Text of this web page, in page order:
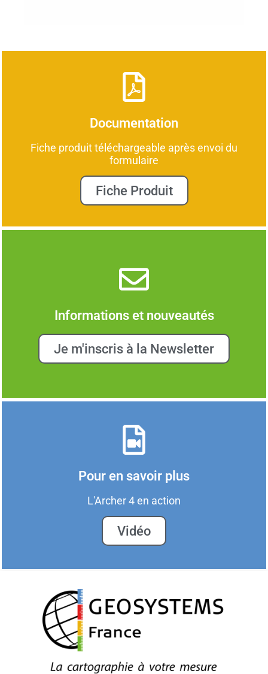
Documentation
Fiche produit téléchargeable après envoi du
formulaire
Fiche Produit
Informations et nouveautés
Je m'inscris à la Newsletter
Pour en savoir plus
L'Archer 4 en action
Vidéo